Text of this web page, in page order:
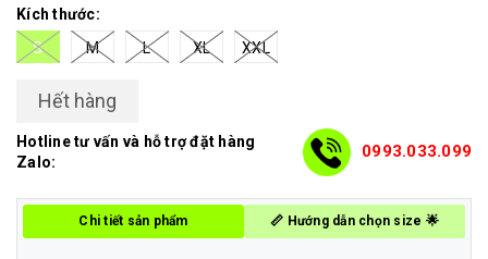
Kích thước:
S
M L XL XXL
Hết hàng
Hotline tư vấn và hỗ trợ đặt hàng
Zalo:
0993.033.099
Chi tiết sản phẩm 📏 Hướng dẫn chọn size 🌟